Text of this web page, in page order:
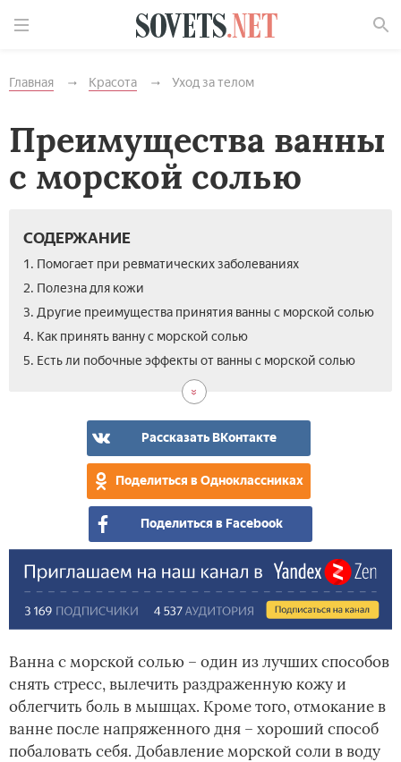
Главная Красота Уход за телом
Преимущества ванны
с морской солью
СОДЕРЖАНИЕ
1. Помогает при ревматических заболеваниях
2. Полезна для кожи
3. Другие преимущества принятия ванны с морской солью
4. Как принять ванну с морской солью
5. Есть ли побочные эффекты от ванны с морской солью
Рассказать ВКонтакте
Поделиться в Одноклассниках
Поделиться в Facebook
Ванна с морской солью – один из лучших способов
снять стресс, вылечить раздраженную кожу и
облегчить боль в мышцах. Кроме того, отмокание в
ванне после напряженного дня – хороший способ
побаловать себя. Добавление морской соли в воду